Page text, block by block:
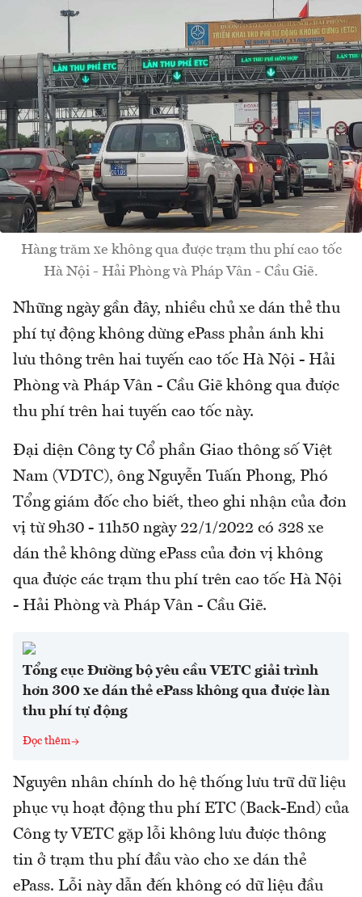
Hàng trăm xe không qua được trạm thu phí cao tốc
Hà Nội - Hải Phòng và Pháp Vân - Cầu Giẽ.
Những ngày gần đây, nhiều chủ xe dán thẻ thu
phí tự động không dừng ePass phản ánh khi
lưu thông trên hai tuyến cao tốc Hà Nội - Hải
Phòng và Pháp Vân - Cầu Giẽ không qua được
thu phí trên hai tuyến cao tốc này.
Đại diện Công ty Cổ phần Giao thông số Việt
Nam (VDTC), ông Nguyễn Tuấn Phong, Phó
Tổng giám đốc cho biết, theo ghi nhận của đơn
vị từ 9h30 - 11h50 ngày 22/1/2022 có 328 xe
dán thẻ không dừng ePass của đơn vị không
qua được các trạm thu phí trên cao tốc Hà Nội
- Hải Phòng và Pháp Vân - Cầu Giẽ.
Tổng cục Đường bộ yêu cầu VETC giải trình
hơn 300 xe dán thẻ ePass không qua được làn
thu phí tự động
Đọc thêm
Nguyên nhân chính do hệ thống lưu trữ dữ liệu
phục vụ hoạt động thu phí ETC (Back-End) của
Công ty VETC gặp lỗi không lưu được thông
tin ở trạm thu phí đầu vào cho xe dán thẻ
ePass. Lỗi này dẫn đến không có dữ liệu đầu